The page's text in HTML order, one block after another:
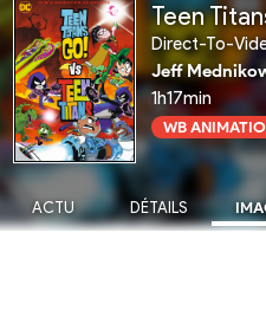
Teen
Direct-To-
Jeff
1h17min
WB
ACTU DÉTAILS